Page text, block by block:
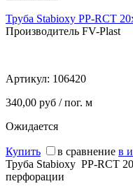
Труба Stabioxy PP-RCT
Производитель FV-Plast
Артикул: 106420
340,00 руб / пог. м
Ожидается
Купить в сравнение в
Труба Stabioxy PP-RCT
перфорации